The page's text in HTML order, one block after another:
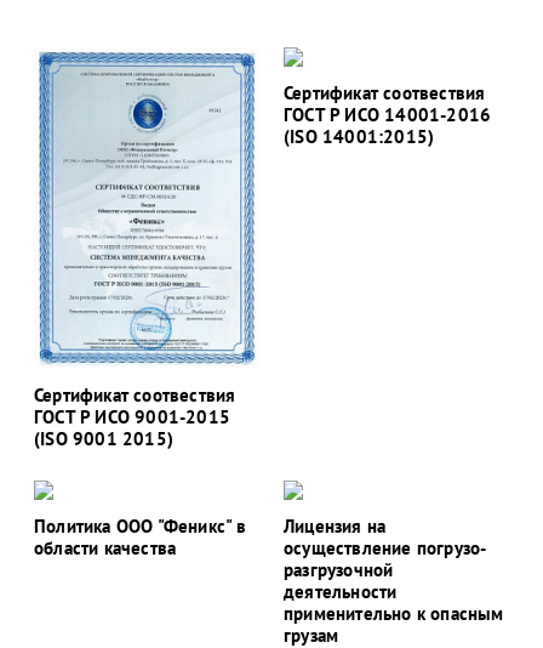
Сертификат соотвествия
ГОСТ Р ИСО 9001-2015
(ISO 9001 2015)
Сертификат соотвествия
ГОСТ Р ИСО 14001-2016
(ISO 14001:2015)
Политика ООО "Феникс" в
области качества
Лицензия на
осуществление погрузо-
разгрузочной
деятельности
применительно к опасным
грузам